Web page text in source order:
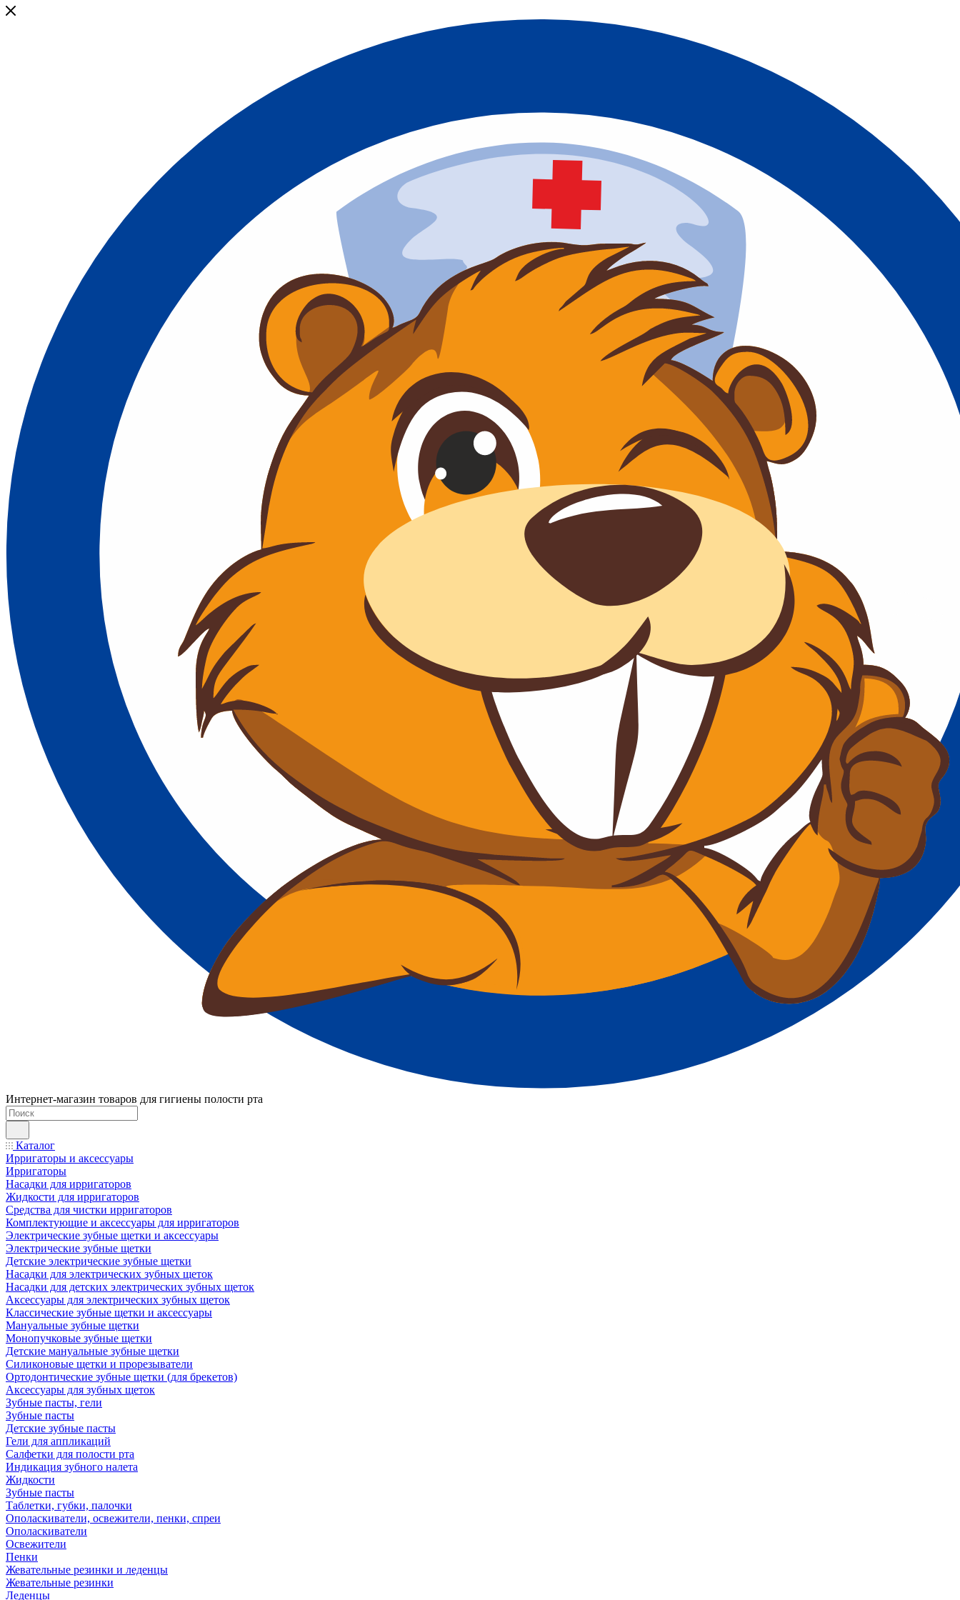
Интернет-магазин товаров для гигиены полости рта
Каталог
Ирригаторы и аксессуары
Ирригаторы
Насадки для ирригаторов
Жидкости для ирригаторов
Средства для чистки ирригаторов
Комплектующие и аксессуары для ирригаторов
Электрические зубные щетки и аксессуары
Электрические зубные щетки
Детские электрические зубные щетки
Насадки для электрических зубных щеток
Насадки для детских электрических зубных щеток
Аксессуары для электрических зубных щеток
Классические зубные щетки и аксессуары
Мануальные зубные щетки
Монопучковые зубные щетки
Детские мануальные зубные щетки
Силиконовые щетки и прорезыватели
Ортодонтические зубные щетки (для брекетов)
Аксессуары для зубных щеток
Зубные пасты, гели
Зубные пасты
Детские зубные пасты
Гели для аппликаций
Салфетки для полости рта
Индикация зубного налета
Жидкости
Зубные пасты
Таблетки, губки, палочки
Ополаскиватели, освежители, пенки, спреи
Ополаскиватели
Освежители
Пенки
Жевательные резинки и леденцы
Жевательные резинки
Леденцы